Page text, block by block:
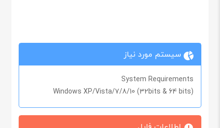
سیستم مورد نیاز
System Requirements
Windows XP/Vista/7/8/10 (32bits & 64 bits)